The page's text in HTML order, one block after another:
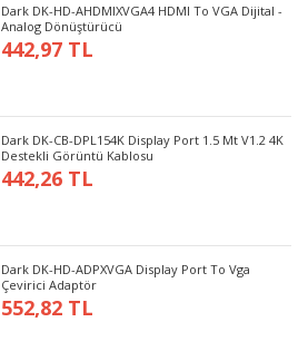
Dark DK-HD-AHDMIXVGA4 HDMI To VGA Dijital -
Analog Dönüştürücü
442,97 TL
Dark DK-CB-DPL154K Display Port 1.5 Mt V1.2 4K
Destekli Görüntü Kablosu
442,26 TL
Dark DK-HD-ADPXVGA Display Port To Vga
Çevirici Adaptör
552,82 TL